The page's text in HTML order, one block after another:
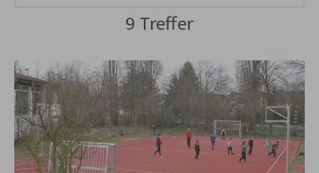
9 Treffer
9 Ergebnisse gefunden